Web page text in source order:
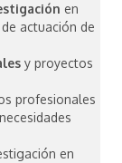
en
actuación de
y proyectos
profesionales
en